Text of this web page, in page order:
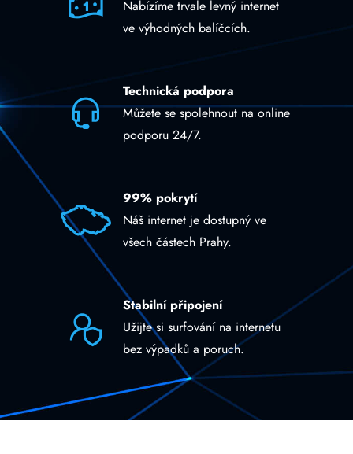
Nabízíme trvale levný internet
ve výhodných balíčcích.
Technická podpora
Můžete se spolehnout na online
podporu 24/7.
99% pokrytí
Náš internet je dostupný ve
všech částech Prahy.
Stabilní připojení
Užijte si surfování na internetu
bez výpadků a poruch.